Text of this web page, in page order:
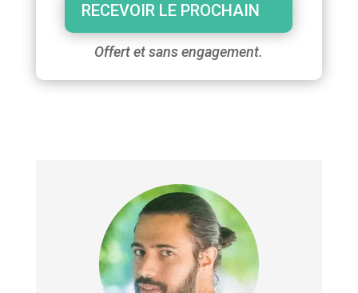
RECEVOIR LE PROCHAIN
Offert et sans engagement.